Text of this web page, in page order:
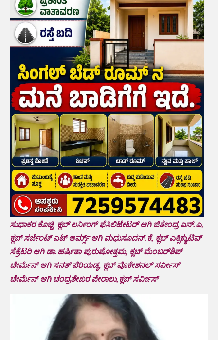
ಸುಧಾಕರ ಕೊಚ್ಚಿ, ಕ್ಲಬ್ ಲರ್ನಿಂಗ್ ಫೆಸಿಲಿಟೇಟರ್ ಆಗಿ ಜಿತೇಂದ್ರ ಎನ್.ಎ,
ಕ್ಲಬ್ ಸರ್ಜೆಂಟ್ ಎಟ್ ಆರ್ಮ್ಸ್ ಆಗಿ ಮಧುಸೂದನ್.ಕೆ, ಕ್ಲಬ್ ಎಕ್ಸಿಕ್ಯುಟಿವ್
ಸೆಕ್ರೆಟರಿ ಆಗಿ ಡಾ.ಹರ್ಷಿತಾ ಪುರುಷೋತ್ತಮ, ಕ್ಲಬ್ ಮೆಂಬರ್‌ಶಿಪ್
ಚೇರ್ಮೆನ್ ಆಗಿ ಸನತ್ ಪೆರಿಯಡ್ಕ, ಕ್ಲಬ್ ವೊಕೇಶನಲ್ ಸರ್ವೀಸ್
ಚೇರ್ಮೆನ್ ಆಗಿ ಚಂದ್ರಶೇಖರ ಪೇರಾಲು,ಕ್ಲಬ್ ಸರ್ವೀಸ್